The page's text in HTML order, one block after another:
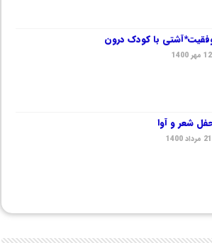
با کودک درون
12 مهر 1400
شعر و آوا
21 مرداد 1400